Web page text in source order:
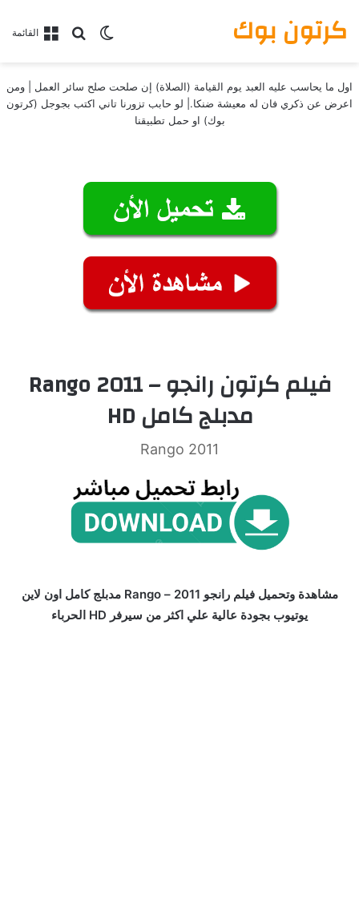
القائمةبحث عن
الوضع المظلم كرتون بوك
اول ما يحاسب عليه العبد يوم القيامة (الصلاة) إن صلحت صلح سائر العمل | ومن
اعرض عن ذكري فان له معيشة ضنكا.| لو حابب تزورنا تاني اكتب بجوجل (كرتون
بوك) او حمل تطبيقنا
فيلم كرتون رانجو – Rango 2011
مدبلج كامل HD
Rango 2011
مشاهدة وتحميل فيلم رانجو 2011 – Rango مدبلج كامل اون لاين
يوتيوب بجودة عالية علي اكثر من سيرفر HD الحرباء